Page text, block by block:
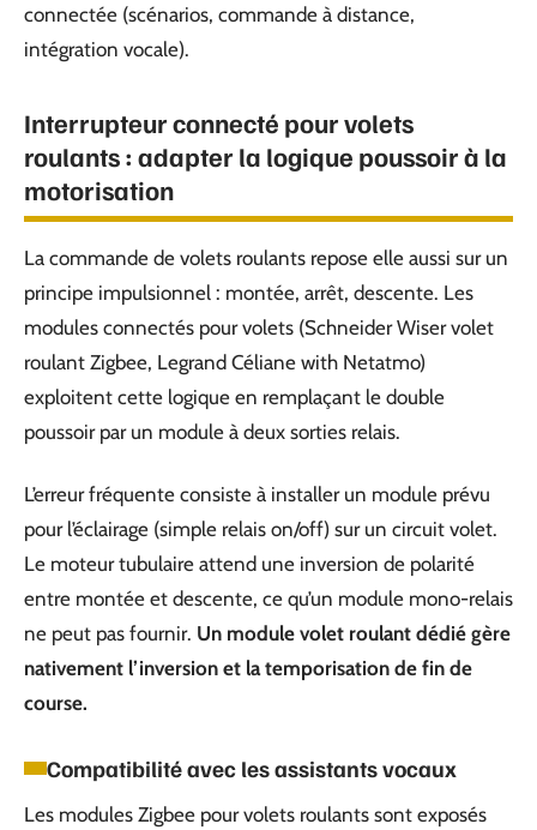
connectée (scénarios, commande à distance,
intégration vocale).
Interrupteur connecté pour volets
roulants : adapter la logique poussoir à la
motorisation
La commande de volets roulants repose elle aussi sur un
principe impulsionnel : montée, arrêt, descente. Les
modules connectés pour volets (Schneider Wiser volet
roulant Zigbee, Legrand Céliane with Netatmo)
exploitent cette logique en remplaçant le double
poussoir par un module à deux sorties relais.
L’erreur fréquente consiste à installer un module prévu
pour l’éclairage (simple relais on/off) sur un circuit volet.
Le moteur tubulaire attend une inversion de polarité
entre montée et descente, ce qu’un module mono-relais
ne peut pas fournir. Un module volet roulant dédié gère
nativement l’inversion et la temporisation de fin de
course.
Compatibilité avec les assistants vocaux
Les modules Zigbee pour volets roulants sont exposés